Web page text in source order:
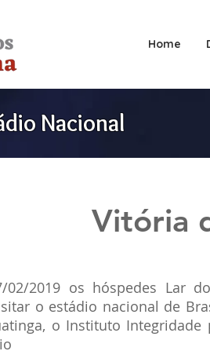
Home
Nacional
Vitória
2019 os hóspedes Lar
o estádio nacional de
o Instituto